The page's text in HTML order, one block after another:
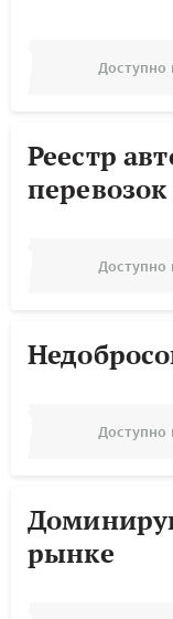
Доступно
Реестр
Доступно
Доступно
рынке